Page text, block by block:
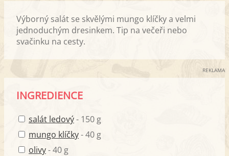
Výborný salát se skvělými mungo klíčky a velmi
jednoduchým dresinkem. Tip na večeři nebo
svačinku na cesty.
REKLAMA
INGREDIENCE
salát ledový- 150 g
mungo klíčky- 40 g
olivy- 40 g